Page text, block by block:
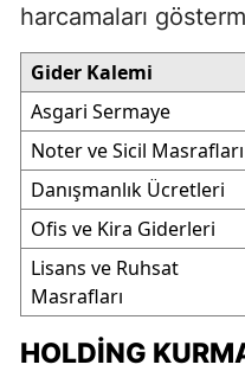
harcamaları
Gider Kalemi
Asgari Sermaye
Noter ve Sicil Masrafları
Danışmanlık Ücretleri
Ofis ve Kira Giderleri
Lisans ve Ruhsat
Masrafları
HOLDING